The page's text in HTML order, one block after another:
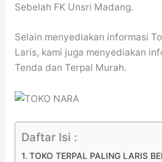
Sebelah FK Unsri Madang.
Selain menyediakan informasi
Laris, kami juga menyediakan
Tenda dan Terpal Murah.
Daftar Isi :
TOKO TERPAL PALING LARIS